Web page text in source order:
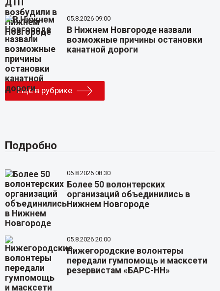
05.8.2026 09:00
В Нижнем Новгороде назвали
возможные причины остановки
канатной дороги
Еще в рубрике
Подробно
06.8.2026 08:30
Более 50 волонтерских
организаций объединились в
Нижнем Новгороде
05.8.2026 20:00
Нижегородские волонтеры
передали гумпомощь и масксети
резервистам «БАРС-НН»